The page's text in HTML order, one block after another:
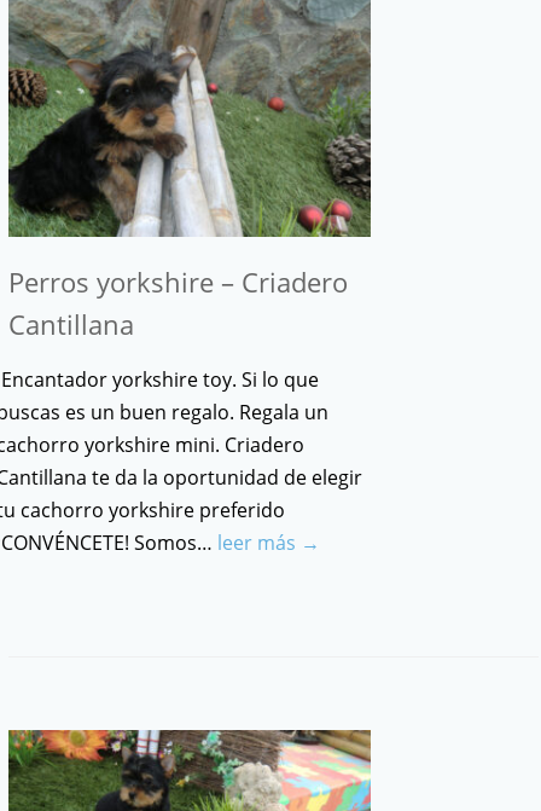
Perros yorkshire – Criadero
Cantillana
yorkshire toy. Si lo que
es un buen regalo. Regala un
yorkshire mini. Criadero
te da la oportunidad de elegir
cachorro yorkshire preferido
Somos… leer más →